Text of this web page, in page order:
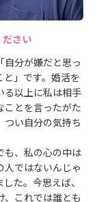
ださい
自分が嫌だと思っ
」です。婚活を
る以上に私は相手
ことを言ったがた
つい自分の気持ち
も、私の心の中は
人ではないんじゃ
た。今思えば、
、これでは誰とも